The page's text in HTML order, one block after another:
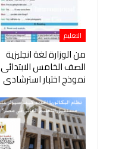
التعليم
من الوزارة لغة انجليزية
الصف الخامس الابتدائى
نموذج اختبار استرشادى